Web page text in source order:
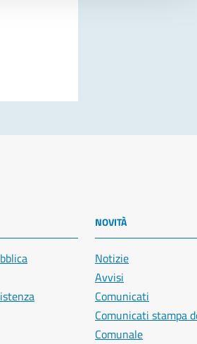
NOVITÀ
Notizie
Avvisi
Comunicati
Comunicati stampa
Comunale